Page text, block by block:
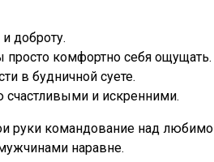
доброту.
просто комфортно себя ощущать.
в будничной суете.
и искренними.
руки командование над
наравне.